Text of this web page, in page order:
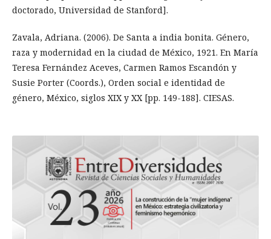
doctorado, Universidad de Stanford].
Zavala, Adriana. (2006). De Santa a india bonita. Género,
raza y modernidad en la ciudad de México, 1921. En María
Teresa Fernández Aceves, Carmen Ramos Escandón y
Susie Porter (Coords.), Orden social e identidad de
género, México, siglos XIX y XX [pp. 149-188]. CIESAS.